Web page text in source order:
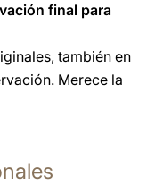
final para
también en
Merece la